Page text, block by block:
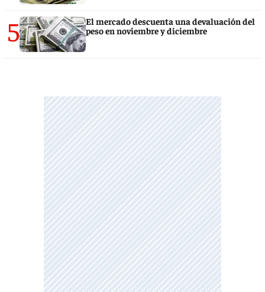
5
El mercado descuenta una devaluación del
peso en noviembre y diciembre